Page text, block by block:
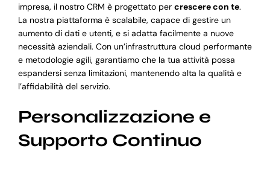
impresa, il nostro CRM è progettato per crescere con te.
La nostra piattaforma è scalabile, capace di gestire un
aumento di dati e utenti, e si adatta facilmente a nuove
necessità aziendali. Con un’infrastruttura cloud performante
e metodologie agili, garantiamo che la tua attività possa
espandersi senza limitazioni, mantenendo alta la qualità e
l’affidabilità del servizio.
Personalizzazione e
Supporto Continuo